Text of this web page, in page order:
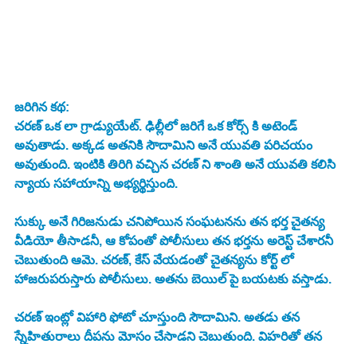
జరిగిన కథ:
చరణ్ ఒక లా గ్రాడ్యుయేట్. ఢిల్లీలో జరిగే ఒక కోర్స్ కి అటెండ్
అవుతాడు. అక్కడ అతనికి సౌదామిని అనే యువతి పరిచయం
అవుతుంది. ఇంటికి తిరిగి వచ్చిన చరణ్ ని శాంతి అనే యువతి కలిసి
న్యాయ సహాయాన్ని అభ్యర్థిస్తుంది.
సుక్కు అనే గిరిజనుడు చనిపోయిన సంఘటనను తన భర్త చైతన్య
వీడియో తీసాడనీ, ఆ కోపంతో పోలీసులు తన భర్తను అరెస్ట్ చేశారనీ
చెబుతుంది ఆమె. చరణ్, కేస్ వేయడంతో చైతన్యను కోర్ట్ లో
హాజరుపరుస్తారు పోలీసులు. అతను బెయిల్ పై బయటకు వస్తాడు.
చరణ్ ఇంట్లో విహారి ఫోటో చూస్తుంది సౌదామిని. అతడు తన
స్నేహితురాలు దీపను మోసం చేసాడని చెబుతుంది. విహరితో తన